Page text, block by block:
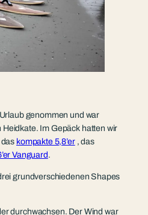
genommen und war
Im Gepäck hatten wir
kompakte 5,8’er, das
Vanguard.
grundverschiedenen Shapes
durchwachsen. Der Wind war